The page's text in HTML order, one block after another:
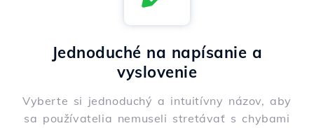
Jednoduché na napísanie a
vyslovenie
Vyberte si jednoduchý a intuitívny názov, aby
sa používatelia nemuseli stretávať s chybami